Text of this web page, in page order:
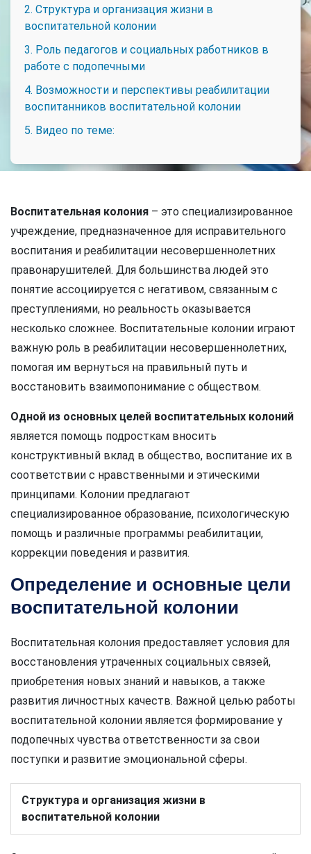
2. Структура и организация жизни в
воспитательной колонии
3. Роль педагогов и социальных работников в
работе с подопечными
4. Возможности и перспективы реабилитации
воспитанников воспитательной колонии
5. Видео по теме:
Воспитательная колония – это специализированное
учреждение, предназначенное для исправительного
воспитания и реабилитации несовершеннолетних
правонарушителей. Для большинства людей это
понятие ассоциируется с негативом, связанным с
преступлениями, но реальность оказывается
несколько сложнее. Воспитательные колонии играют
важную роль в реабилитации несовершеннолетних,
помогая им вернуться на правильный путь и
восстановить взаимопонимание с обществом.
Одной из основных целей воспитательных колоний
является помощь подросткам вносить
конструктивный вклад в общество, воспитание их в
соответствии с нравственными и этическими
принципами. Колонии предлагают
специализированное образование, психологическую
помощь и различные программы реабилитации,
коррекции поведения и развития.
Определение и основные цели
воспитательной колонии
Воспитательная колония предоставляет условия для
восстановления утраченных социальных связей,
приобретения новых знаний и навыков, а также
развития личностных качеств. Важной целью работы
воспитательной колонии является формирование у
подопечных чувства ответственности за свои
поступки и развитие эмоциональной сферы.
Структура и организация жизни в
воспитательной колонии